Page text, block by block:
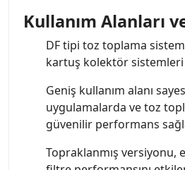
Kullanım Alanları
DF tipi toz toplama
kartuş kolektör sistemleri
Geniş kullanım alanı
uygulamalarda ve toz
güvenilir performans
Topraklanmış versiyonu,